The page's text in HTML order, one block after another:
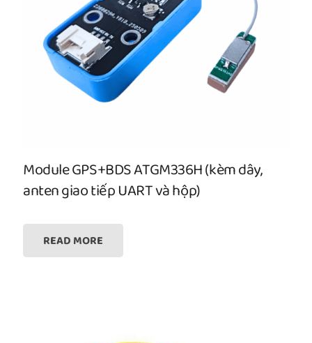
Module GPS+BDS ATGM336H (kèm dây,
anten giao tiếp UART và hộp)
READ MORE